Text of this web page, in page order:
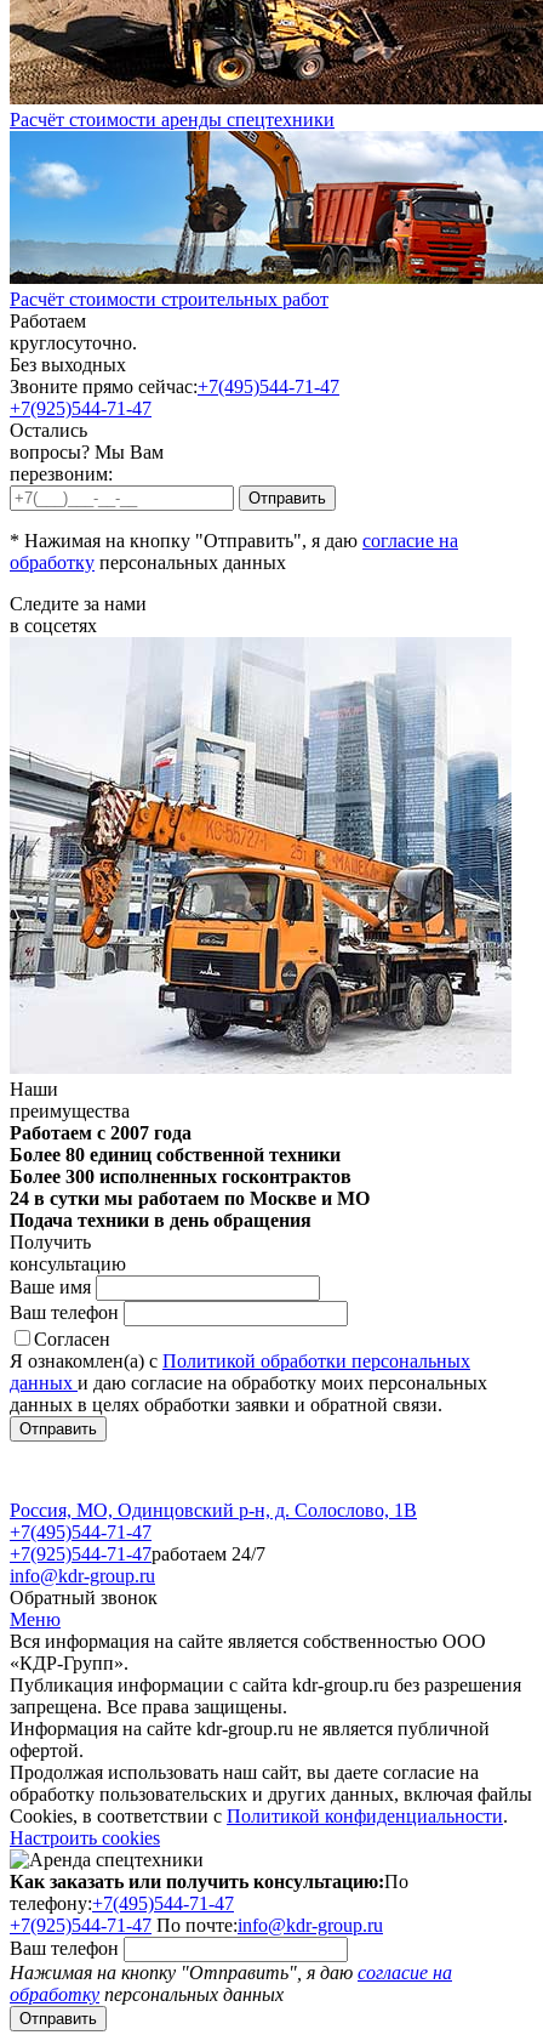
Расчёт стоимости аренды спецтехники
Расчёт стоимости строительных работ
Работаем
круглосуточно.
Без выходных
Звоните прямо сейчас:+7(495)544-71-47
+7(925)544-71-47
Остались
вопросы? Мы Вам
перезвоним:
* Нажимая на кнопку "Отправить", я даю согласие на
обработку персональных данных
Следите за нами
в соцсетях
Наши
преимущества
Работаем с 2007 года
Более 80 единиц собственной техники
Более 300 исполненных госконтрактов
24 в сутки мы работаем по Москве и МО
Подача техники в день обращения
Получить
консультацию
Ваше имя
Ваш телефон
Согласен
Я ознакомлен(а) с Политикой обработки персональных
данных и даю согласие на обработку моих персональных
данных в целях обработки заявки и обратной связи.
Россия, МО, Одинцовский р-н, д. Солослово, 1В
+7(495)544-71-47
+7(925)544-71-47работаем 24/7
info@kdr-group.ru
Обратный звонок
Меню
Вся информация на сайте является собственностью ООО
«КДР-Групп».
Публикация информации с сайта kdr-group.ru без разрешения
запрещена. Все права защищены.
Информация на сайте kdr-group.ru не является публичной
офертой.
Продолжая использовать наш сайт, вы даете согласие на
обработку пользовательских и других данных, включая файлы
Cookies, в соответствии с Политикой конфиденциальности.
Настроить cookies
Как заказать или получить консультацию:По
телефону:+7(495)544-71-47
+7(925)544-71-47 По почте:info@kdr-group.ru
Ваш телефон
Нажимая на кнопку "Отправить", я даю согласие на
обработку персональных данных